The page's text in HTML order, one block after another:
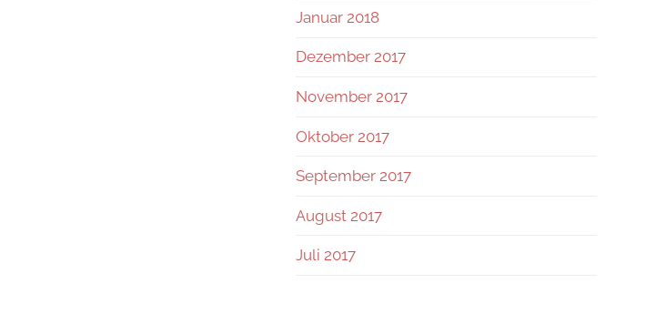
Januar 2018
Dezember 2017
November 2017
Oktober 2017
September 2017
August 2017
Juli 2017